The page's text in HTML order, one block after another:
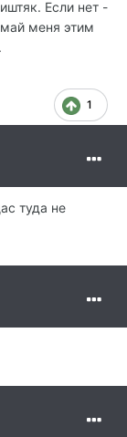
Если нет -
меня этим
1
туда не